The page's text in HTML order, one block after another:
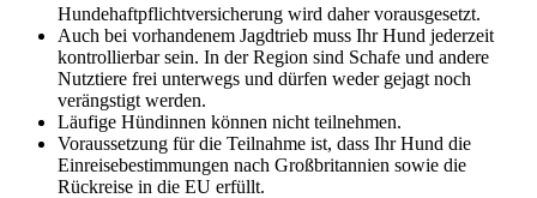
Hundehaftpflichtversicherung wird daher vorausgesetzt.
Auch bei vorhandenem Jagdtrieb muss Ihr Hund jederzeit
kontrollierbar sein. In der Region sind Schafe und andere
Nutztiere frei unterwegs und dürfen weder gejagt noch
verängstigt werden.
Läufige Hündinnen können nicht teilnehmen.
Voraussetzung für die Teilnahme ist, dass Ihr Hund die
Einreisebestimmungen nach Großbritannien sowie die
Rückreise in die EU erfüllt.